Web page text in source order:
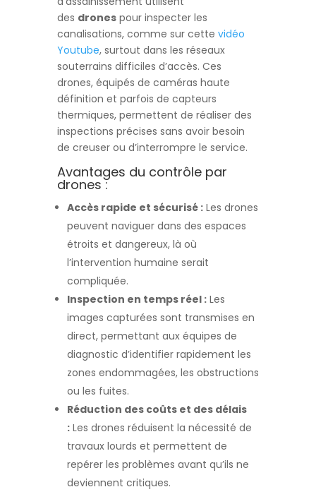
des drones pour inspecter les
canalisations, comme sur cette vidéo
Youtube, surtout dans les réseaux
souterrains difficiles d’accès. Ces
drones, équipés de caméras haute
définition et parfois de capteurs
thermiques, permettent de réaliser des
inspections précises sans avoir besoin
de creuser ou d’interrompre le service.
Avantages du contrôle par
drones :
Accès rapide et sécurisé : Les drones
peuvent naviguer dans des espaces
étroits et dangereux, là où
l’intervention humaine serait
compliquée.
Inspection en temps réel : Les
images capturées sont transmises en
direct, permettant aux équipes de
diagnostic d’identifier rapidement les
zones endommagées, les obstructions
ou les fuites.
Réduction des coûts et des délais
: Les drones réduisent la nécessité de
travaux lourds et permettent de
repérer les problèmes avant qu’ils ne
deviennent critiques.